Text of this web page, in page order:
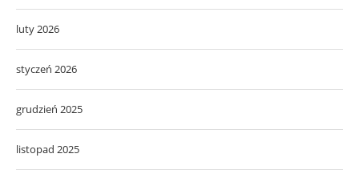
luty 2026
styczeń 2026
grudzień 2025
listopad 2025